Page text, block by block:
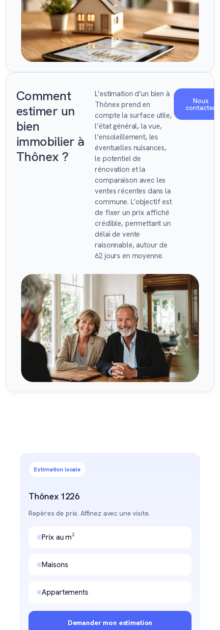
Comment
estimer un
bien
immobilier à
Thônex ?
L’estimation d’un bien à
Thônex prend en
compte la surface utile,
l’état général, la vue,
l’ensoleillement, les
éventuelles nuisances,
le potentiel de
rénovation et la
comparaison avec les
ventes récentes dans la
commune. L’objectif est
de fixer un prix affiché
crédible, permettant un
délai de vente
raisonnable, autour de
62 jours en moyenne.
Nous
contacter
Estimation locale
Thônex 1226
Repères de prix. Affinez avec une visite.
Prix au m²
Maisons
Appartements
Demander mon estimation